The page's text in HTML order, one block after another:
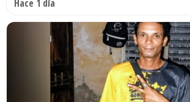
Hace 1 día